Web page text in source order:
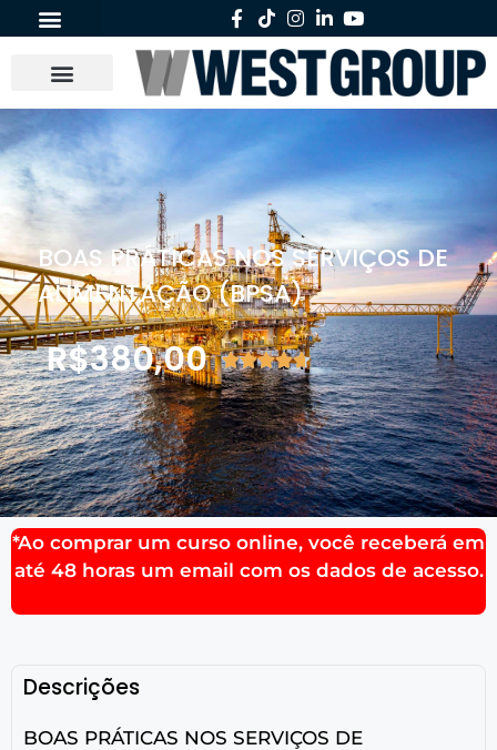
BOAS PRÁTICAS NOS SERVIÇOS DE
ALIMENTAÇÃO (BPSA)
R$380,00
*Ao comprar um curso online, você receberá em
até 48 horas um email com os dados de acesso.
Descrições
BOAS PRÁTICAS NOS SERVIÇOS DE